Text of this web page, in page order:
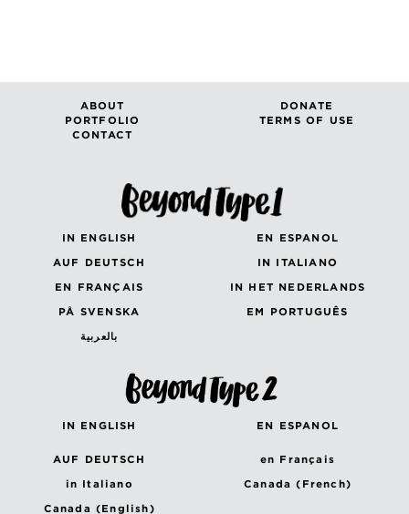
ABOUT
DONATE
PORTFOLIO
TERMS OF USE
CONTACT
IN ENGLISH
EN ESPANOL
AUF DEUTSCH
IN ITALIANO
EN FRANÇAIS
IN HET NEDERLANDS
PÅ SVENSKA
EM PORTUGUÊS
بالعربية
IN ENGLISH EN ESPANOL
AUF DEUTSCH
en Français
in Italiano
Canada (French)
Canada (English)